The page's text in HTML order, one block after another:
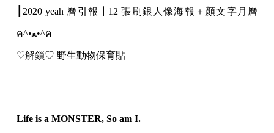
┃2020 yeah 曆引報┃12 張刷銀人像海報＋顏文字月曆
ฅ^•ﻌ•^ฅ
♡解鎖♡ 野生動物保育貼
Life is a MONSTER, So am I.